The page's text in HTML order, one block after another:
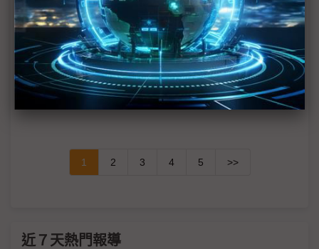
地緣政治重塑科技版圖 東南亞成資料中心、製造與
AI角力核心
供不應求再十年 龍德造船：水面/水下無人載具需求
井噴
1 2 3 4 5 >>
近７天熱門報導